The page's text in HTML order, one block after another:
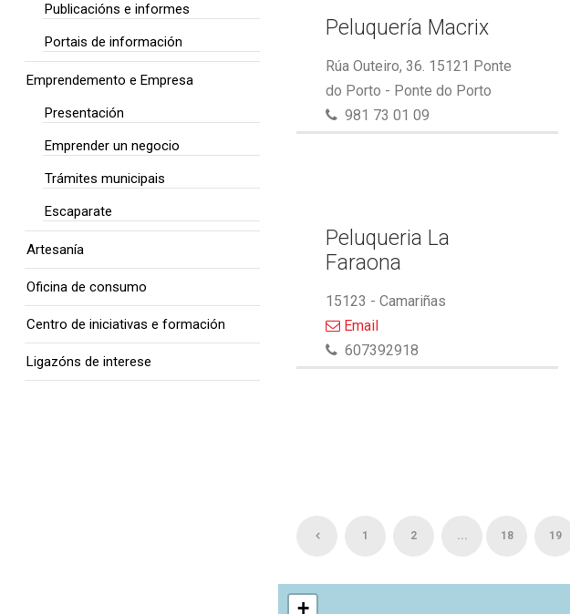
Peluquería Macrix
Rúa Outeiro, 36. 15121 Ponte
do Porto - Ponte do Porto
981 73 01 09
Peluqueria La
Faraona
15123 - Camariñas
Email
607392918
1 2 ... 18 19
+
Publicacións e informes
Portais de información
Emprendemento e Empresa
Presentación
Emprender un negocio
Trámites municipais
Escaparate
Artesanía
Oficina de consumo
Centro de iniciativas e formación
Ligazóns de interese